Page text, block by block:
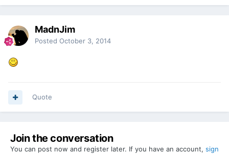
MadnJim
Posted October 3, 2014
Quote
Join the conversation
You can post now and register later. If you have an account, sign